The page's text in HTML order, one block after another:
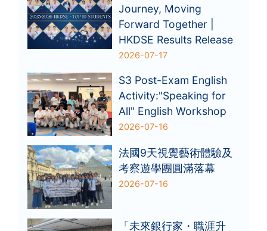
Journey, Moving
Forward Together |
HKDSE Results Release
2026-07-17
S3 Post-Exam English
Activity:"Speaking for
All" English Workshop
2026-07-16
法國9天視覺藝術體驗及
考察遊學團圓滿落幕
2026-07-16
「未來銀行家・職涯升